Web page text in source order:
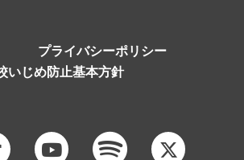
プライバシーポリシー
いじめ防止基本方針